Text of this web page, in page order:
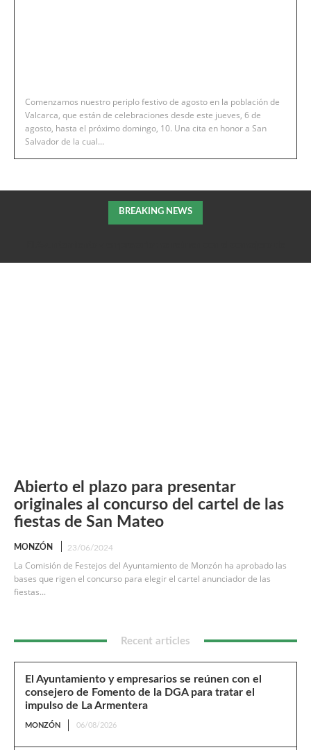
Comenzamos nuestro periplo festivo de agosto en la población de
Valcarca, que están de celebraciones desde este jueves, 6 de
agosto, hasta el próximo domingo, 10. Una cita en honor a San
Salvador de la cual...
BREAKING NEWS
Abierto el plazo para presentar
originales al concurso del cartel de las
fiestas de San Mateo
MONZÓN 23/06/2024
La Comisión de Festejos del Ayuntamiento de Monzón ha aprobado las
bases que rigen el concurso para elegir el cartel anunciador de las
fiestas...
Recent articles
El Ayuntamiento y empresarios se reúnen con el
consejero de Fomento de la DGA para tratar el
impulso de La Armentera
MONZÓN 06/08/2026